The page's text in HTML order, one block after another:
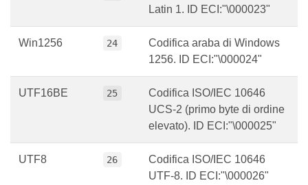
Latin 1. ID ECI:"\000023"
Win1256 24
Codifica araba di Windows
1256. ID ECI:"\000024"
UTF16BE 25
Codifica ISO/IEC 10646
UCS-2 (primo byte di ordine
elevato). ID ECI:"\000025"
UTF8 26
Codifica ISO/IEC 10646
UTF-8. ID ECI:"\000026"